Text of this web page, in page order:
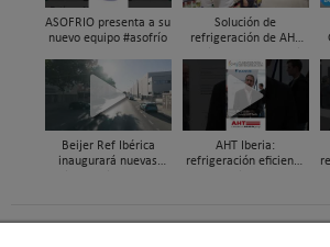
ASOFRIO presenta a su
nuevo equipo #asofrío
Solución de
refrigeración de AHT
para un súper de
proximidad en Xixona
Beijer Ref Ibérica
inaugurará nuevas
2026
AHT Iberia:
refrigeración eficiente